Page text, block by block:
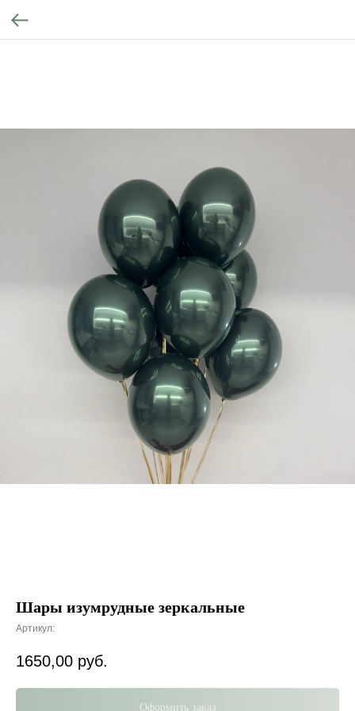
Шары изумрудные зеркальные
Артикул:
1650,00 руб.
Оформить заказ